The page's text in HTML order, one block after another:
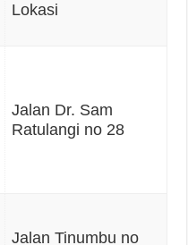
Lokasi
Jalan Dr. Sam
Ratulangi no 28
Jalan Tinumbu no